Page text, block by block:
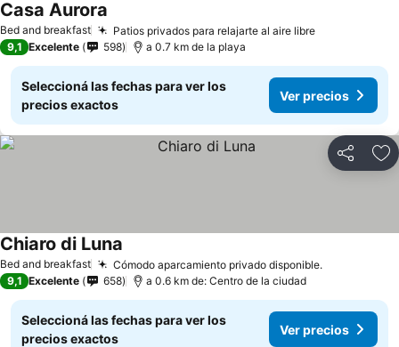
Bed and breakfast Patios privados para relajarte al aire libre
Casa Aurora
9,1 Excelente 598 a 0.7 km de la playa
Seleccioná las fechas para ver los
precios exactos
Ver precios
Compartir
Bed and breakfast Cómodo aparcamiento privado disponible.
Chiaro di Luna
9,1 Excelente 658 a 0.6 km de: Centro de la ciudad
Seleccioná las fechas para ver los
precios exactos
Ver precios